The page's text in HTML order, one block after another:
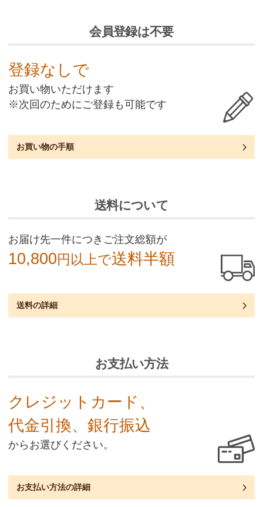
会員登録は不要
登録なしで
お買い物いただけます
※次回のためにご登録も可能です
お買い物の手順
送料について
お届け先一件につきご注文総額が
10,800円以上で送料半額
送料の詳細
お支払い方法
クレジットカード 、
代金引換、 銀行振込
からお選びください。
お支払い方法の詳細